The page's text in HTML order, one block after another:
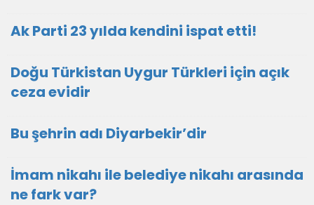
Ak Parti 23 yılda kendini ispat etti!
Doğu Türkistan Uygur Türkleri için açık
ceza evidir
Bu şehrin adı Diyarbekir’dir
İmam nikahı ile belediye nikahı arasında
ne fark var?